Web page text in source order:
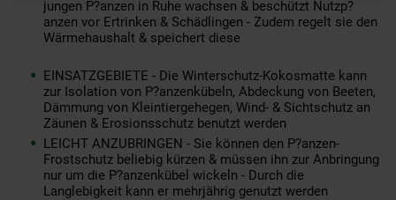
jungen P?anzen in Ruhe wachsen & beschützt Nutzp?
anzen vor Ertrinken & Schädlingen - Zudem regelt sie den
Wärmehaushalt & speichert diese
EINSATZGEBIETE - Die Winterschutz-Kokosmatte kann
zur Isolation von P?anzenkübeln, Abdeckung von Beeten,
Dämmung von Kleintiergehegen, Wind- & Sichtschutz an
Zäunen & Erosionsschutz benutzt werden
LEICHT ANZUBRINGEN - Sie können den P?anzen-
Frostschutz beliebig kürzen & müssen ihn zur Anbringung
nur um die P?anzenkübel wickeln - Durch die
Langlebigkeit kann er mehrjährig genutzt werden